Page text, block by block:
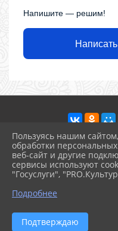
Напишите — решим!
Написать
2026 г.
Вход
Карта сайта
Политика обработки
Сделано на KubCMS
Разработка и поддержка
Пользуясь нашим
обработки
веб-сайт и другие
сервисы используют
"Госуслуги",
Подробнее
Подтверждаю